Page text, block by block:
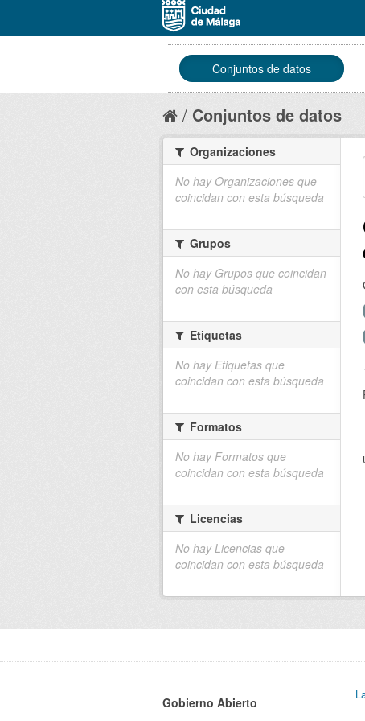
Conjuntos de datos
Conjuntos de datos
Organizaciones
No hay Organizaciones que
coincidan con esta búsqueda
Grupos
No hay Grupos que coincidan
con esta búsqueda
Etiquetas
No hay Etiquetas que
coincidan con esta búsqueda
Formatos
No hay Formatos que
coincidan con esta búsqueda
Licencias
No hay Licencias que
coincidan con esta búsqueda
Gobierno Abierto